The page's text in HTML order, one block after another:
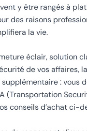
y être rangés à
des raisons
la vie.
éclair, solution
de vos affaires,
: vous
(Transportation
conseils d’achat ci-